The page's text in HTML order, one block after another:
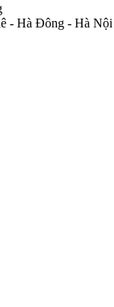
- Hà Đông - Hà Nội